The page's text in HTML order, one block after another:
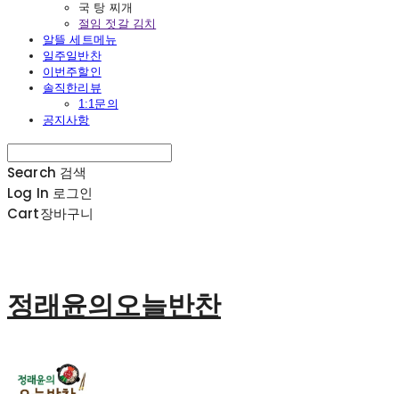
국 탕 찌개
절임 젓갈 김치
알뜰 세트메뉴
일주일반찬
이번주할인
솔직한리뷰
1:1문의
공지사항
Search 검색
Log In 로그인
Cart장바구니
정래윤의오늘반찬